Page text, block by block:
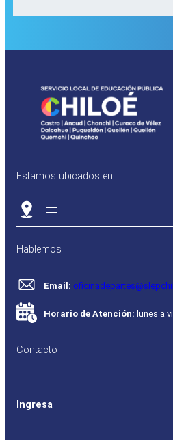
Estamos ubicados en
Hablemos
Email:
Horario de Atención: lunes a
Contacto
Ingresa